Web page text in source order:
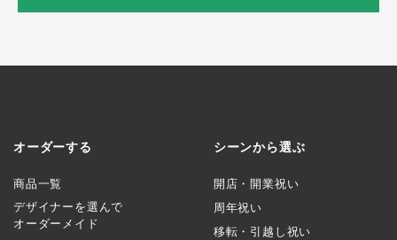
オーダーする
商品一覧
デザイナーを選んで
オーダーメイド
シーンから選ぶ
開店・開業祝い
周年祝い
移転・引越し祝い